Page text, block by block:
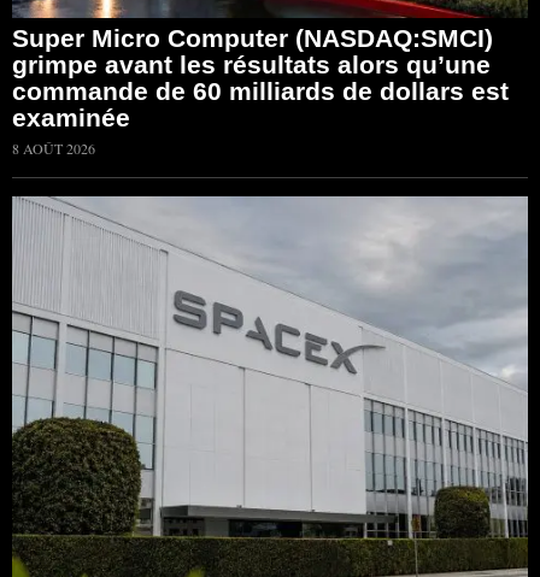
Super Micro Computer (NASDAQ:SMCI)
grimpe avant les résultats alors qu’une
commande de 60 milliards de dollars est
examinée
8 AOÛT 2026